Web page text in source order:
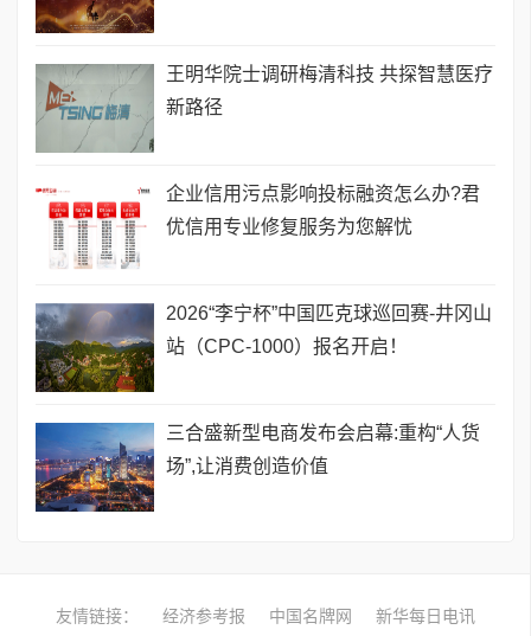
王明华院士调研梅清科技 共探智慧医疗
新路径
企业信用污点影响投标融资怎么办?君
优信用专业修复服务为您解忧
2026“李宁杯”中国匹克球巡回赛-井冈山
站（CPC-1000）报名开启！
三合盛新型电商发布会启幕:重构“人货
场”,让消费创造价值
友情链接： 经济参考报 中国名牌网 新华每日电讯